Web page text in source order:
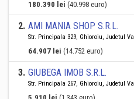
180.390 lei (40.998 euro)
2. AMI MANIA SHOP S.R.L.
Str. Principala 329, Ghioroiu, Judetul
64.907 lei (14.752 euro)
3. GIUBEGA IMOB S.R.L.
Str. Principala 267, Ghioroiu, Judetul